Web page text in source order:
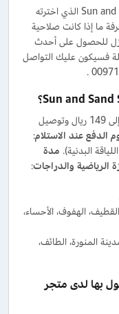
ينبغي عليك أولا التأكد من أن كود خصم Sun and Sand الذي اخترته
ما إذا كانت صلاحية
للحصول على أحدث
فسيكون عليك التواصل
: 20 ريال للطلبيات بقيمة تصل إلى 149 ريال وتوصيل
الدفع عند الاستلام:
مدة
الرياضية والدراجات:
القطيف، الهفوف، الأحساء،
المنورة، الطائف،
بها لدى متجر